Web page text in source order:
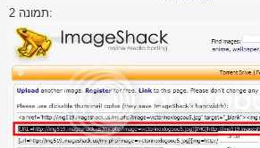
תמונה 2: